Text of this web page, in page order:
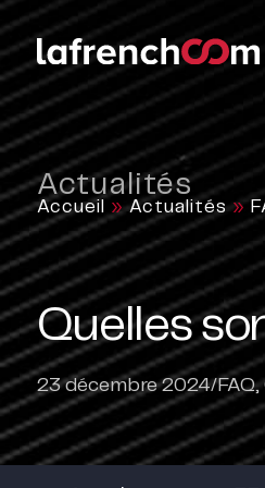
Actualités
Accueil »Actualités »
Quelles
23 décembre 2024/FAQ,